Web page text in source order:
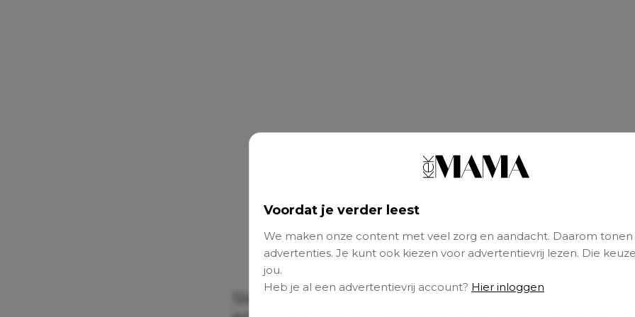
Voordat je verder leest
We maken onze content met veel zorg en aandacht. Daarom tonen
advertenties. Je kunt ook kiezen voor advertentievrij lezen. Die
jou.
Heb je al een advertentievrij account? Hier inloggen
Sterker nog: er zitten daadwerkelijk minuscule naaldjes in